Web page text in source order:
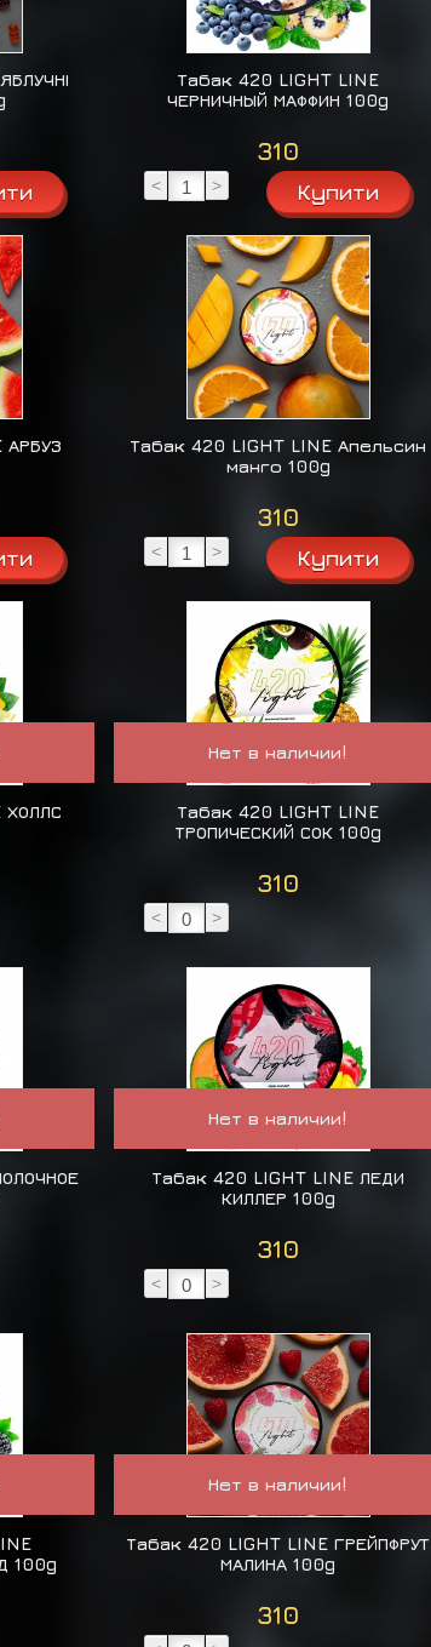
Табак 420 LIGHT LINE
ЧЕРНИЧНЫЙ МАФФИН 100g
310
< >
АРБУЗ
Табак 420 LIGHT LINE Апельсин
манго 100g
310
< >
ХОЛЛС
Нет в наличии!
Табак 420 LIGHT LINE
ТРОПИЧЕСКИЙ СОК 100g
310
< >
Нет в наличии!
Табак 420 LIGHT LINE ЛЕДИ
КИЛЛЕР 100g
310
< >
100g
Нет в наличии!
Табак 420 LIGHT LINE ГРЕЙПФРУТ
МАЛИНА 100g
310